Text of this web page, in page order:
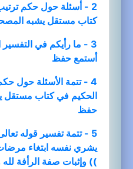
2 - أسئلة حول حكم
كتاب مستقل يشبه
3 - ما رأيكم في التفسير الموضوعي للقرآن ؟
أستمع حفظ
4 - تتمة الأسئلة حول
الحكيم في كتاب
حفظ
5 - تتمة تفسير قوله
يشري نفسه ابتغاء مرضات
)) وإثبات صفة الرأفة